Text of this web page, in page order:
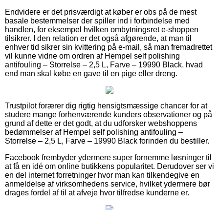
Endvidere er det prisværdigt at køber er obs på de mest
basale bestemmelser der spiller ind i forbindelse med
handlen, for eksempel hvilken ombytningsret e-shoppen
tilsikrer. I den relation er det også afgørende, at man til
enhver tid sikrer sin kvittering på e-mail, så man fremadrettet
vil kunne vidne om ordren af Hempel self polishing
antifouling – Storrelse – 2,5 L, Farve – 19990 Black, hvad
end man skal købe en gave til en pige eller dreng.
Trustpilot forærer dig rigtig hensigtsmæssige chancer for at
studere mange forhenværende kunders observationer og på
grund af dette er det godt, at du udforsker webshoppens
bedømmelser af Hempel self polishing antifouling –
Storrelse – 2,5 L, Farve – 19990 Black forinden du bestiller.
Facebook frembyder ydermere super fornemme løsninger til
at få en idé om online butikkens popularitet. Derudover ser vi
en del internet forretninger hvor man kan tilkendegive en
anmeldelse af virksomhedens service, hvilket ydermere bør
drages fordel af til at afveje hvor tilfredse kunderne er.